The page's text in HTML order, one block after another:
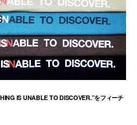
IS UNABLE TO DISCOVER.”をフィーチ